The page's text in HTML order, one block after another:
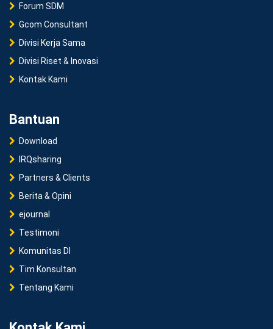
Forum SDM
Gcom Consultant
Divisi Kerja Sama
Divisi Riset & Inovasi
Kontak Kami
Bantuan
Download
IRQsharing
Partners & Clients
Berita & Opini
ejournal
Testimoni
Komunitas DI
Tim Konsultan
Tentang Kami